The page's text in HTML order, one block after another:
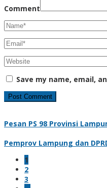
Comment
Save my name, email,
Pesan PS 98 Provinsi
Pemprov Lampung dan
1
2
3